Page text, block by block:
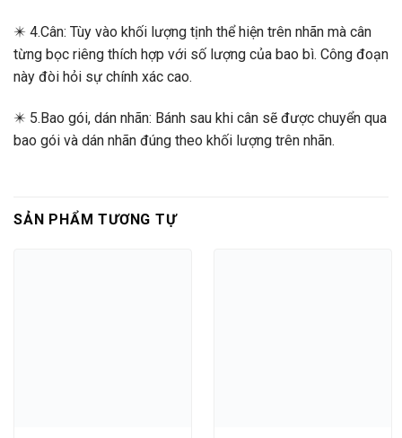
✴️ 4.Cân: Tùy vào khối lượng tịnh thể hiện trên nhãn mà cân
từng bọc riêng thích hợp với số lượng của bao bì. Công đoạn
này đòi hỏi sự chính xác cao.
✴️ 5.Bao gói, dán nhãn: Bánh sau khi cân sẽ được chuyển qua
bao gói và dán nhãn đúng theo khối lượng trên nhãn.
SẢN PHẨM TƯƠNG TỰ